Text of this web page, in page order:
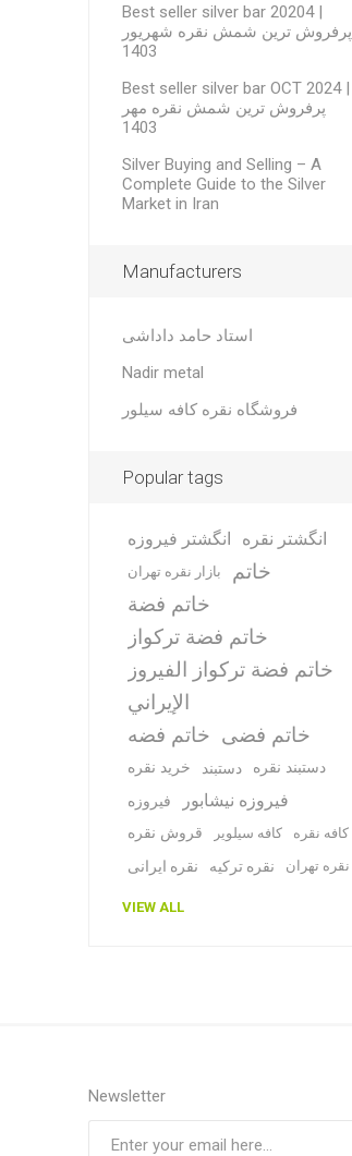
Best seller silver bar 20204 |
پرفروش ترین شمش نقره شهریور
1403
Best seller silver bar OCT 2024 |
پرفروش ترین شمش نقره مهر
1403
Silver Buying and Selling – A
Complete Guide to the Silver
Market in Iran
Manufacturers
استاد حامد داداشی
Nadir metal
فروشگاه نقره کافه سیلور
Popular tags
انگشتر فیروزه انگشتر نقره
بازار نقره تهران
خاتم
خاتم فضة
خاتم فضة تركواز
خاتم فضة تركواز الفيروز
الإيراني
خاتم فضه خاتم فضی
خرید نقره دستبند دستبند نقره
فیروزه فیروزه نیشابور
قروش نقره کافه سیلویر کافه نقره
نقره ایرانی نقره ترکیه نقره تهران
VIEW ALL
Newsletter